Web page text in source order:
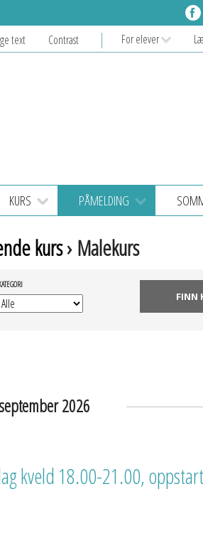
For elever
text Contrast
KURS PÅMELDING
kurs› Malekurs
2026
kveld 18.00-21.00,